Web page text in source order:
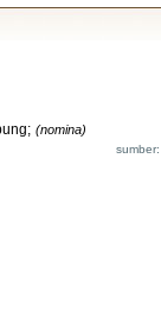
(nomina)